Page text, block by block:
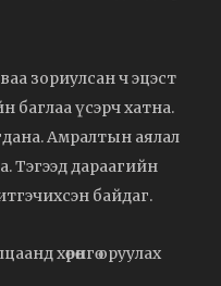
зориулсан ч эцэст
баглаа үсэрч хатна.
Амралтын аялал
Тэгээд дараагийн
байдаг.
хөрөнгө оруулах